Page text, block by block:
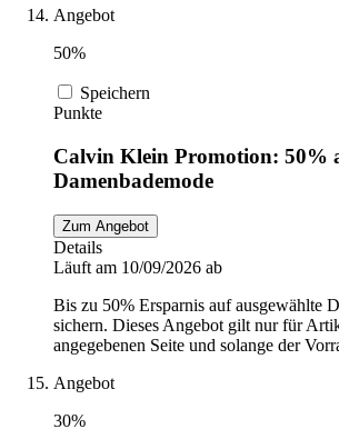
Angebot
50%
Speichern
Punkte
Calvin Klein Promotion: 50%
Damenbademode
Zum Angebot
Details
Läuft am 10/09/2026 ab
Bis zu 50% Ersparnis auf ausgewählte
sichern. Dieses Angebot gilt nur für
angegebenen Seite und solange der
Angebot
30%